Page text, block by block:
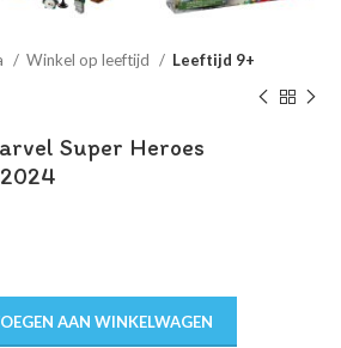
Winkel op leeftijd Leeftijd 9+
Super Heroes
AAN WINKELWAGEN